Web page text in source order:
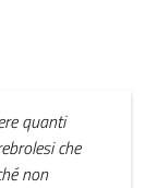
quanti
che
non